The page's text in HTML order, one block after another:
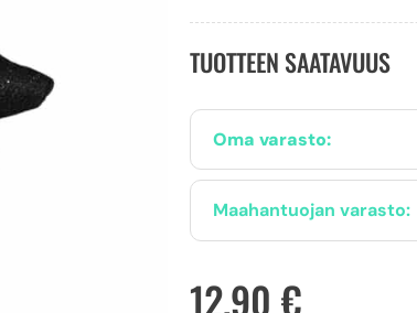
TUOTTEEN SAATAVUUS
Oma varasto:
Maahantuojan varasto:
12,90 €